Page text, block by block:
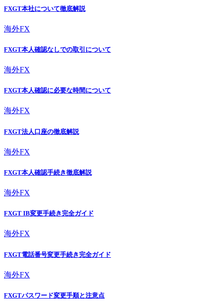
FXGT本社について徹底解説
海外FX
FXGT本人確認なしでの取引について
海外FX
FXGT本人確認に必要な時間について
海外FX
FXGT法人口座の徹底解説
海外FX
FXGT本人確認手続き徹底解説
海外FX
FXGT IB変更手続き完全ガイド
海外FX
FXGT電話番号変更手続き完全ガイド
海外FX
FXGTパスワード変更手順と注意点